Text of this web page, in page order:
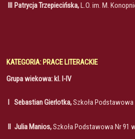
III Patrycja Trzepiecińska,L.O. im. M.
KATEGORIA: PRACE LITERACKIE
Grupa wiekowa: kl. I-IV
I Sebastian Gierlotka,Szkoła
II Julia Manios,Szkoła Podstawowa Nr 91